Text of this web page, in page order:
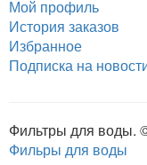
Мой профиль
История заказов
Избранное
Подписка на
Фильтры для воды.
Фильры для воды